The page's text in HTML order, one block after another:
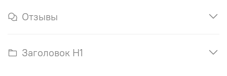
Отзывы
Заголовок H1